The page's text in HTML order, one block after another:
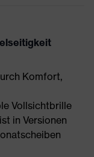
Komfort,
Vollsichtbrille
in Versionen